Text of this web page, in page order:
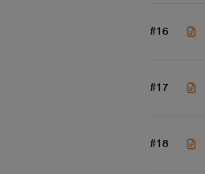
#16
#17
#18